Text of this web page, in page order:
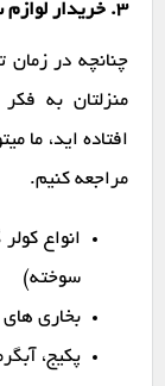
۳. خریدار لوازم سرمایشی و گرمایشی
چنانچه در زمان
منزلتان به
افتاده اید، ما
مراجعه کنیم.
انواع
سوخته)
بخاری
پکیج،